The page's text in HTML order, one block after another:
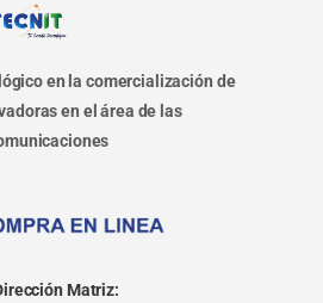
en la comercialización de
en el área de las
Matriz: